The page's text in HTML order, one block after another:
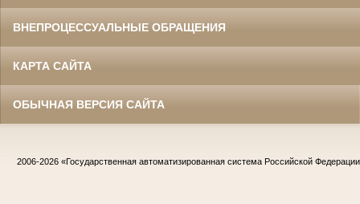
ВНЕПРОЦЕССУАЛЬНЫЕ ОБРАЩЕНИЯ
КАРТА САЙТА
ОБЫЧНАЯ ВЕРСИЯ САЙТА
2006-2026 «Государственная автоматизированная система Российской